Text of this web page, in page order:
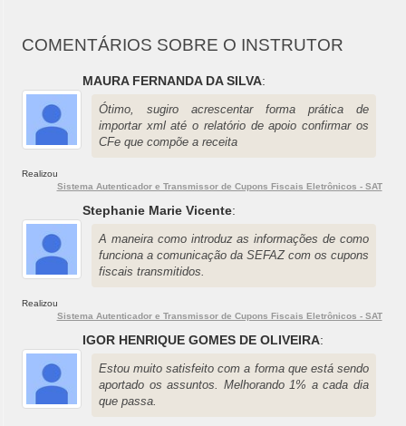
COMENTÁRIOS SOBRE O INSTRUTOR
MAURA FERNANDA DA SILVA:
Ótimo, sugiro acrescentar forma prática de
importar xml até o relatório de apoio confirmar os
CFe que compõe a receita
Realizou
Sistema Autenticador e Transmissor de Cupons Fiscais Eletrônicos - SAT
Stephanie Marie Vicente:
A maneira como introduz as informações de como
funciona a comunicação da SEFAZ com os cupons
fiscais transmitidos.
Realizou
Sistema Autenticador e Transmissor de Cupons Fiscais Eletrônicos - SAT
IGOR HENRIQUE GOMES DE OLIVEIRA:
Estou muito satisfeito com a forma que está sendo
aportado os assuntos. Melhorando 1% a cada dia
que passa.